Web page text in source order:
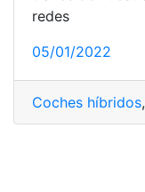
redes
05/01/2022
Coches híbridos,